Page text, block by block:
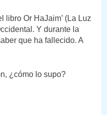
libro Or HaJaim’ (La Luz
Y durante la
que ha fallecido. A
¿cómo lo supo?